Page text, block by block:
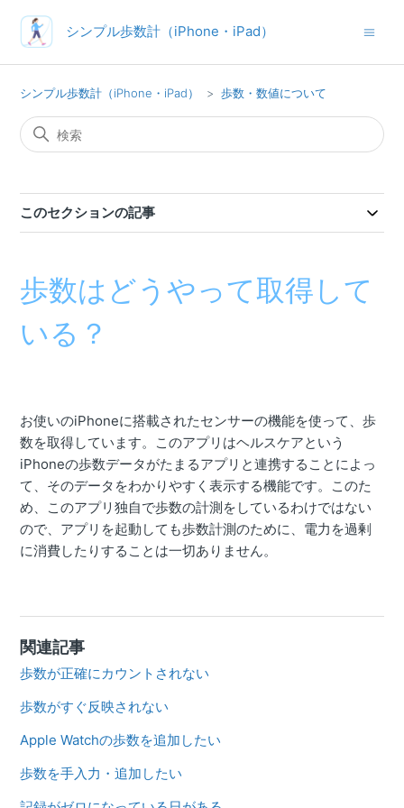
シンプル歩数計（iPhone・iPad）
シンプル歩数計（iPhone・iPad） 歩数・数値について
このセクションの記事
歩数はどうやって取得して
いる？
お使いのiPhoneに搭載されたセンサーの機能を使って、歩
数を取得しています。このアプリはヘルスケアという
iPhoneの歩数データがたまるアプリと連携することによっ
て、そのデータをわかりやすく表示する機能です。このた
め、このアプリ独自で歩数の計測をしているわけではない
ので、アプリを起動しても歩数計測のために、電力を過剰
に消費したりすることは一切ありません。
関連記事
歩数が正確にカウントされない
歩数がすぐ反映されない
Apple Watchの歩数を追加したい
歩数を手入力・追加したい